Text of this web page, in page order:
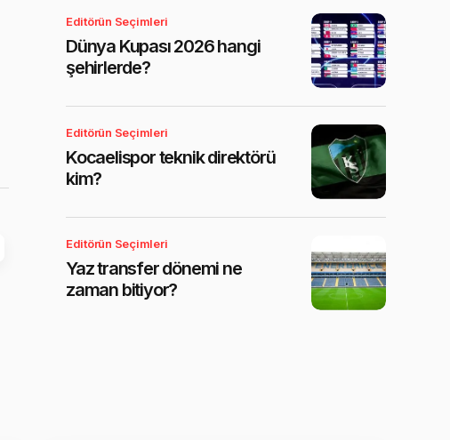
Editörün Seçimleri
Dünya Kupası 2026 hangi
şehirlerde?
Editörün Seçimleri
Kocaelispor teknik direktörü
kim?
Editörün Seçimleri
Yaz transfer dönemi ne
zaman bitiyor?